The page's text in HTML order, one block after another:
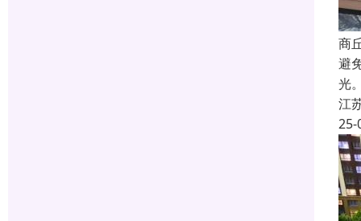
商
避
光
江
25-